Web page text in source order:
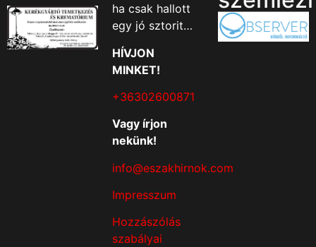
ha csak hallott
egy jó sztorit…
HÍVJON
MINKET!
+36302600871
Vagy írjon
nekünk!
info@eszakhirnok.com
Impresszum
Hozzászólás
szabályai